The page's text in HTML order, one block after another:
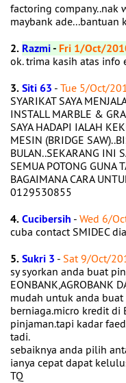
factoring company..nak
maybank ade...bantuan
2. Razmi- Fri 1/Oct/
ok. trima kasih atas info
3.Siti 63 - Tue 5/Oct/
SYARIKAT SAYA
INSTALL MARBLE &
SAYA HADAPI IALAH
MESIN (BRIDGE
BULAN..SEKARANG INI
SEMUA POTONG GUNA
BAGAIMANA CARA
0129530855
4.Cucibersih - Wed 6/
cuba contact SMIDEC
5.Sukri 3 - Sat 9/Oct/
sy syorkan anda buat
EONBANK,AGROBANK
mudah untuk anda
berniaga.micro kredit di
pinjaman.tapi kadar
tadi.
sebaiknya anda pilih
ianya cepat dapat
TQ